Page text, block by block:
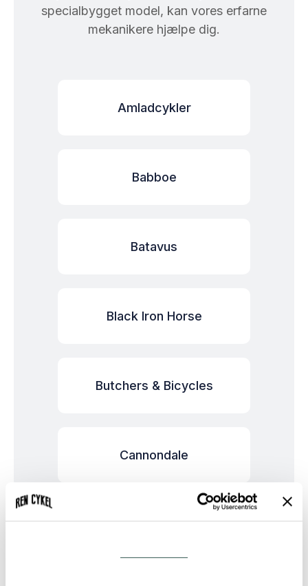
specialbygget model, kan vores erfarne
mekanikere hjælpe dig.
Amladcykler
Babboe
Batavus
Black Iron Horse
Butchers & Bicycles
Cannondale
Cargobike of Sweden